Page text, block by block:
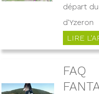
départ
d'Yzeron
LIRE
FAQ